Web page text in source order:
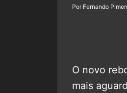
Por Fernando
O novo
mais